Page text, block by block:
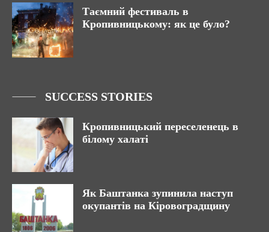
Таємний фестиваль в
Кропивницькому: як це було?
SUCCESS STORIES
Кропивницький переселенець в
білому халаті
Як Баштанка зупинила наступ
окупантів на Кіровоградщину